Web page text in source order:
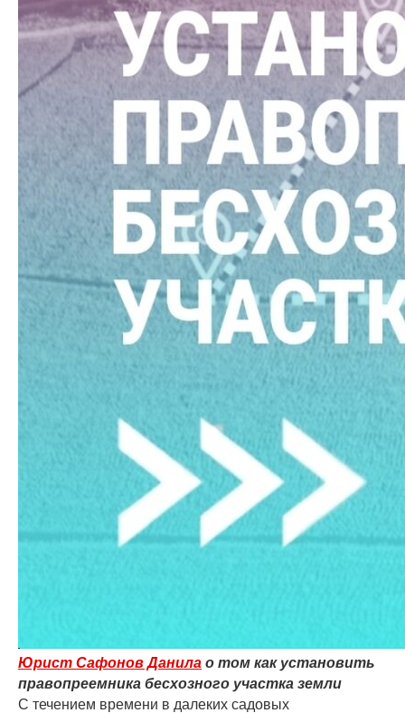
Юрист Сафонов Данила о том как установить
правопреемника бесхозного участка земли
С течением времени в далеких садовых